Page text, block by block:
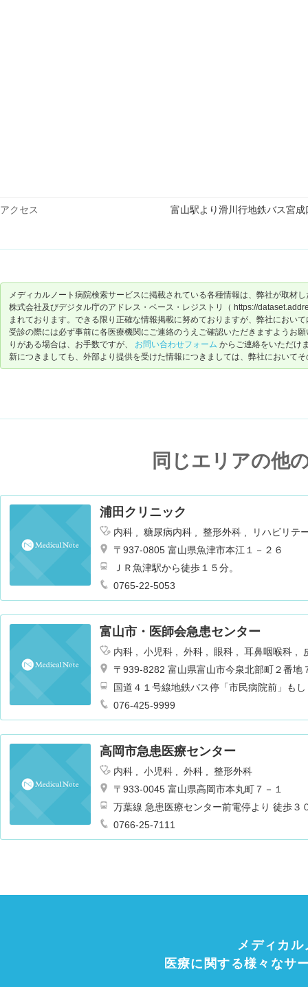
アクセス 富山駅より滑川行地鉄バス宮
メディカルノート病院検索サービスに掲載されている各種情報は、弊社が取材
株式会社及びデジタル庁のアドレス・ベース・レジストリ（ https://
まれております。できる限り正確な情報掲載に努めておりますが、弊社におい
受診の際には必ず事前に各医療機関にご連絡のうえご確認いただきますようお
りがある場合は、お手数ですが、 お問い合わせフォーム からご連絡をいただけ
新につきましても、外部より提供を受けた情報につきましては、弊社において
同じエリアの他
浦田クリニック
内科 糖尿病内科 整形外科
リハビリテ
〒937-0805 富山県魚津市本江１－２６
ＪＲ魚津駅から徒歩１５分。
0765-22-5053
富山市・医師会急患センター
内科 小児科 外科 眼科 耳鼻咽喉科
〒939-8282 富山県富山市今泉北部町２番地
国道４１号線地鉄バス停「市民病院前」も
076-425-9999
高岡市急患医療センター
内科 小児科 外科
整形外科
〒933-0045 富山県高岡市本丸町７－１
万葉線 急患医療センター前電停より 徒歩３
0766-25-7111
メディカ
医療に関する様々なサ